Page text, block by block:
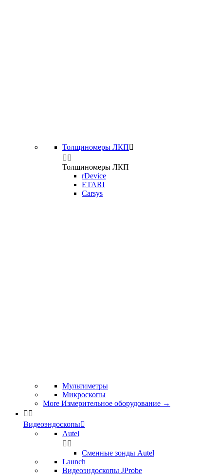
Толщиномеры ЛКП
 
Толщиномеры ЛКП
rDevice
ETARI
Carsys
Мультиметры
Микроскопы
More Измерительное оборудование →
 
Видеоэндоскопы
Autel
 
Сменные зонды Autel
Launch
Видеоэндоскопы JProbe